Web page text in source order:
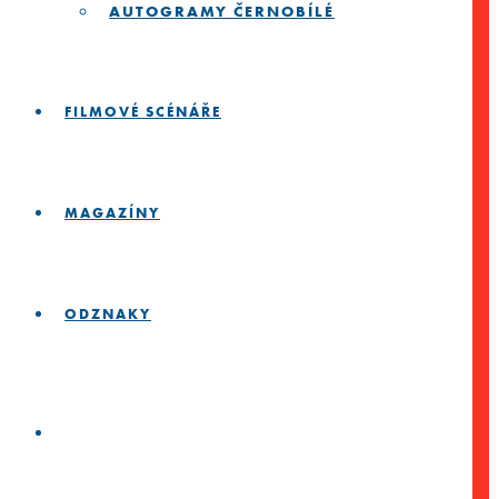
AUTOGRAMY ČERNOBÍLÉ
FILMOVÉ SCÉNÁŘE
MAGAZÍNY
ODZNAKY